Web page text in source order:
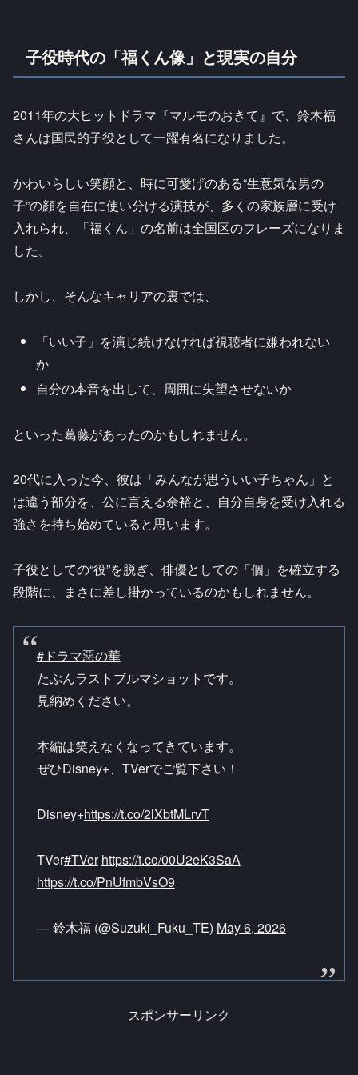
子役時代の「福くん像」と現実の自分
2011年の大ヒットドラマ『マルモのおきて』で、鈴木福
さんは国民的子役として一躍有名になりました。
かわいらしい笑顔と、時に可愛げのある“生意気な男の
子”の顔を自在に使い分ける演技が、多くの家族層に受け
入れられ、「福くん」の名前は全国区のフレーズになりま
した。
しかし、そんなキャリアの裏では、
「いい子」を演じ続けなければ視聴者に嫌われない
か
自分の本音を出して、周囲に失望させないか
といった葛藤があったのかもしれません。
20代に入った今、彼は「みんなが思ういい子ちゃん」と
は違う部分を、公に言える余裕と、自分自身を受け入れる
強さを持ち始めていると思います。
子役としての“役”を脱ぎ、俳優としての「個」を確立する
段階に、まさに差し掛かっているのかもしれません。
#ドラマ惡の華
たぶんラストブルマショットです。
見納めください。
本編は笑えなくなってきています。
ぜひDisney+、TVerでご覧下さい！
Disney+https://t.co/2lXbtMLrvT
TVer#TVer https://t.co/00U2eK3SaA
https://t.co/PnUfmbVsO9
— 鈴木福 (@Suzuki_Fuku_TE) May 6, 2026
スポンサーリンク